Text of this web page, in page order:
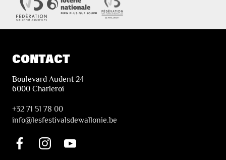
CONTACT
Boulevard Audent 24
6000 Charleroi
+32 71 51 78 00
info@lesfestivalsdewallonie.be